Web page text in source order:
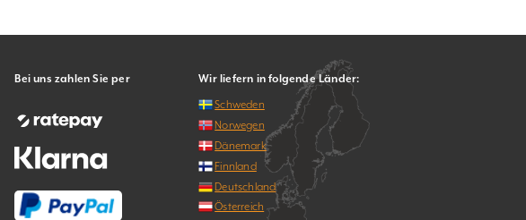
Bei uns zahlen Sie per Wir liefern in folgende Länder:
Schweden
Norwegen
Dänemark
Finnland
Deutschland
Österreich